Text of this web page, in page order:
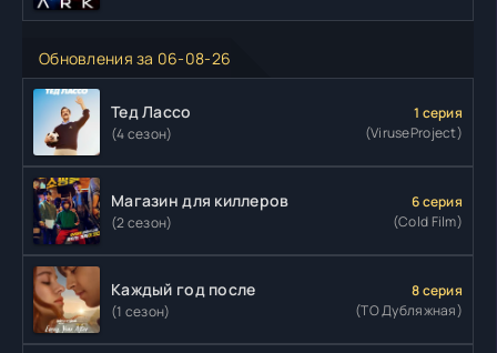
Обновления за 06-08-26
Тед Лассо
(4 сезон)
1 серия
(ViruseProject)
Магазин для киллеров
(2 сезон)
6 серия
(Cold Film)
Каждый год после
(1 сезон)
8 серия
(ТО Дубляжная)